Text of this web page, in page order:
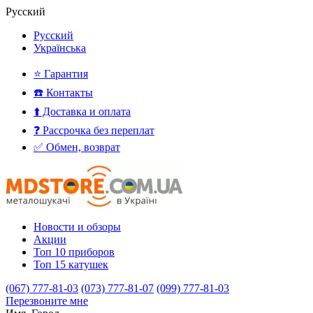
Русский
Русский
Українська
⭐ Гарантия
☎️ Контакты
⬆️ Доставка и оплата
❓ Рассрочка без переплат
✅ Обмен, возврат
Новости и обзоры
Акции
Топ 10 приборов
Топ 15 катушек
(067) 777-81-03 (073) 777-81-07 (099) 777-81-03
Перезвоните мне